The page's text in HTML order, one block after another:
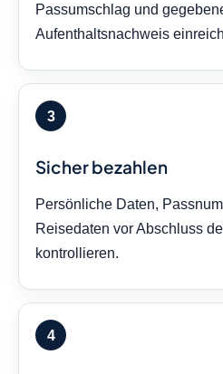
Passumschlag und
Aufenthaltsnachweis
Sicher bezahlen
Persönliche Daten,
Reisedaten vor Abschluss
kontrollieren.